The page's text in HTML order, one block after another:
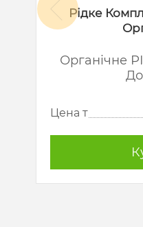
Рідке
Органічне
Цена т